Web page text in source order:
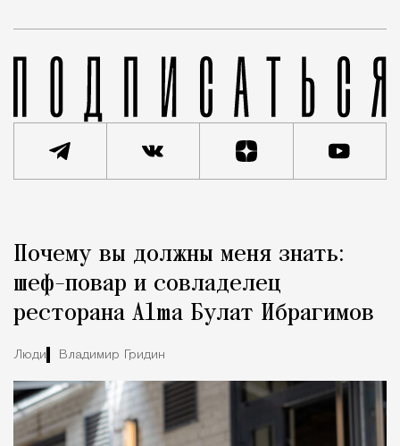
Город
Почему вы должны меня знать:
шеф-повар и совладелец
ресторана Alma Булат Ибрагимов
Люди Владимир Гридин